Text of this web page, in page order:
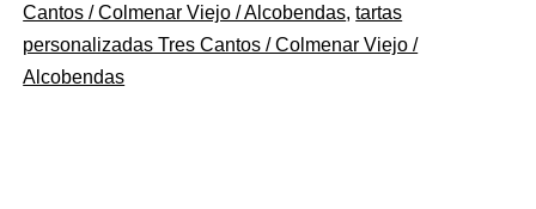
Cantos / Colmenar Viejo / Alcobendas,tartas
personalizadas Tres Cantos / Colmenar Viejo /
Alcobendas